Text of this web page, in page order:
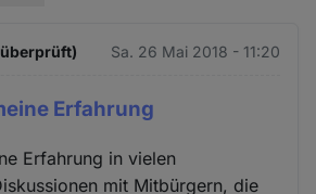
Sa. 26 Mai 2018 - 11:20
Erfahrung
Erfahrung in vielen
mit Mitbürgern, die